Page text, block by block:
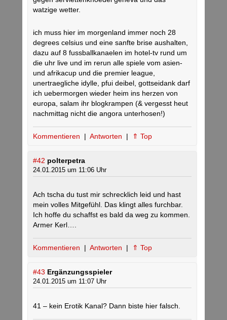
watzige wetter.
ich muss hier im morgenland immer noch 28
degrees celsius und eine sanfte brise aushalten,
dazu auf 8 fussballkanaelen im hotel-tv rund um
die uhr live und im rerun alle spiele vom asien-
und afrikacup und die premier league,
unertraegliche idylle, pfui deibel, gottseidank darf
ich uebermorgen wieder heim ins herzen von
europa, salam ihr blogkrampen (& vergesst heut
nachmittag nicht die angora unterhosen!)
Kommentieren | Antworten | ⇑ Top
#42 polterpetra
24.01.2015 um 11:06 Uhr
Ach tscha du tust mir schrecklich leid und hast
mein volles Mitgefühl. Das klingt alles furchbar.
Ich hoffe du schaffst es bald da weg zu kommen.
Armer Kerl….
Kommentieren | Antworten | ⇑ Top
#43 Ergänzungsspieler
24.01.2015 um 11:07 Uhr
41 – kein Erotik Kanal? Dann biste hier falsch.